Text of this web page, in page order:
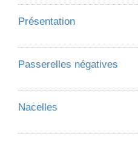
Présentation
Passerelles négatives
Nacelles